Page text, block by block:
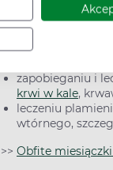
Kiedy
zapobieganiu i
zapobieganiu i
krwi w kale,
leczeniu
wtórnego,
>> Obfite